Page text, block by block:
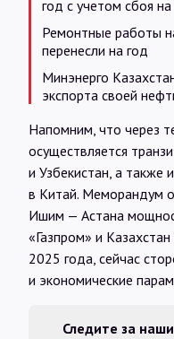
год с учетом сбоя
Ремонтные работы
перенесли на год
Минэнерго
экспорта своей
Напомним, что через
осуществляется
и Узбекистан, а также
в Китай. Меморандум
Ишим — Астана
«Газпром» и
2025 года, сейчас
и экономические
Следите за